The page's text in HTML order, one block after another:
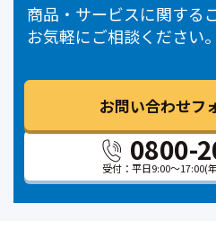
商品・サービスに関する
お気軽にご相談ください。
0800-
受付：平日9:00～17:00(
お問い合わせフ